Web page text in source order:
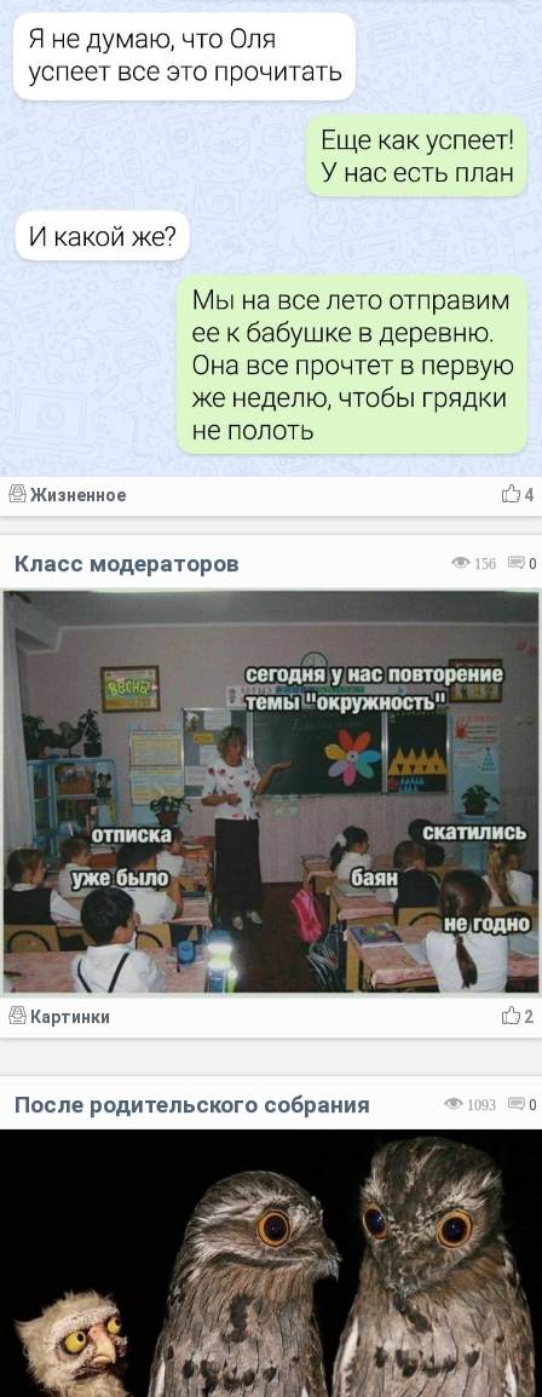
4
Жизненное
156 0
Класс модераторов
2
Картинки
1093 0
После родительского собрания